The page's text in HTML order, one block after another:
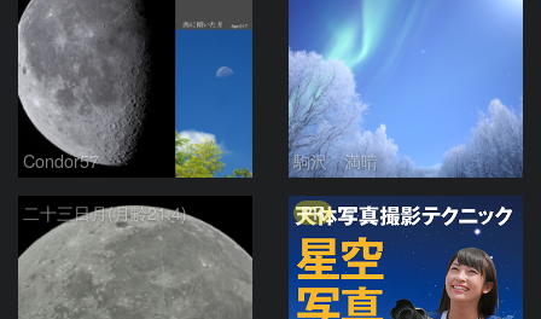
Condor57 駒沢 満晴
二十三日月(月齢21.4) PR